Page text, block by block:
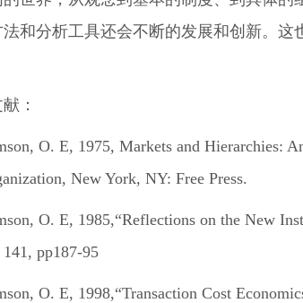
和分析工具还会不断的发展和创新。
：
O. E, 1975, Markets and Hierarchies:
New York, NY: Free Press.
O. E, 1985,“Reflections on the New
pp187-95
O. E, 1998,“Transaction Cost